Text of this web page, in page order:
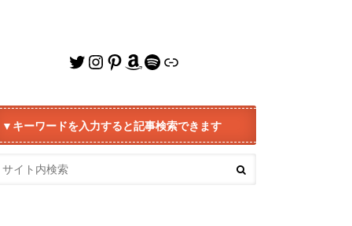
Twitter
Instagram
Pinterest
Amazon
Spotify
リンク
▼キーワードを入力すると記事検索できます